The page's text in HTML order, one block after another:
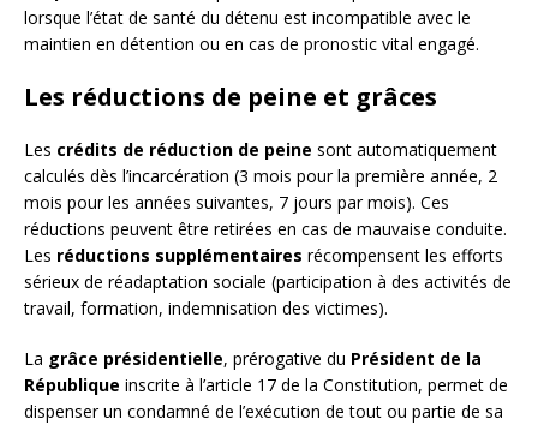
lorsque l’état de santé du détenu est incompatible avec le
maintien en détention ou en cas de pronostic vital engagé.
Les réductions de peine et grâces
Les crédits de réduction de peine sont automatiquement
calculés dès l’incarcération (3 mois pour la première année, 2
mois pour les années suivantes, 7 jours par mois). Ces
réductions peuvent être retirées en cas de mauvaise conduite.
Les réductions supplémentaires récompensent les efforts
sérieux de réadaptation sociale (participation à des activités de
travail, formation, indemnisation des victimes).
La grâce présidentielle, prérogative du Président de la
République inscrite à l’article 17 de la Constitution, permet de
dispenser un condamné de l’exécution de tout ou partie de sa